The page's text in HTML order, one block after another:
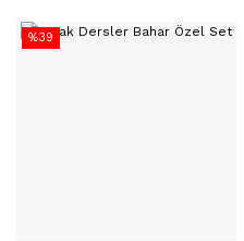
%39